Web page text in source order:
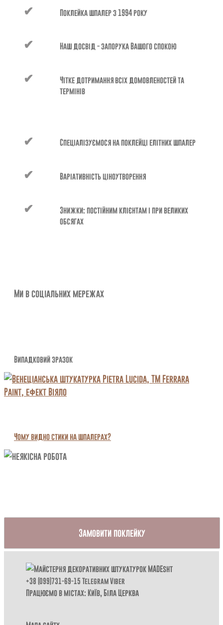
Поклейка шпалер з 1994 року
Наш досвід - запорука Вашого спокою
Чітке дотримання всіх домовленостей та
термінів
Спеціалізуємося на поклейці елітних шпалер
Варіативність ціноутворення
Знижки: постійним клієнтам і при великих
обсягах
Ми в соціальних мережах
Випадковий зразок
Чому видно стики на шпалерах?
Замовити поклейку
+38 (099)731-69-15 TelegramViber
Працюємо в містах: Київ,Біла Церква